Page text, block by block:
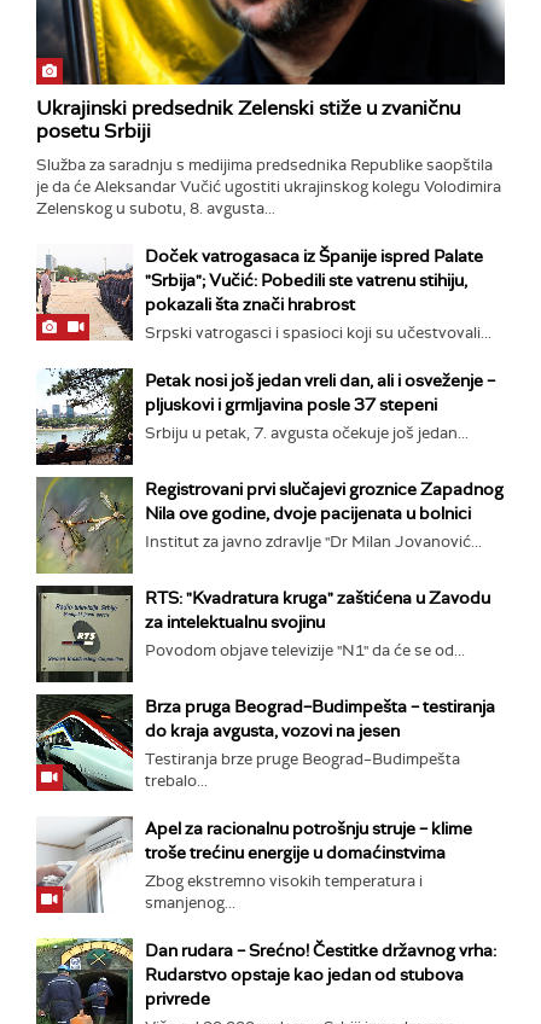
Ukrajinski predsednik Zelenski stiže u zvaničnu
posetu Srbiji
Služba za saradnju s medijima predsednika Republike saopštila
je da će Aleksandar Vučić ugostiti ukrajinskog kolegu Volodimira
Zelenskog u subotu, 8. avgusta...
Doček vatrogasaca iz Španije ispred Palate
"Srbija"; Vučić: Pobedili ste vatrenu stihiju,
pokazali šta znači hrabrost
Srpski vatrogasci i spasioci koji su učestvovali...
Petak nosi još jedan vreli dan, ali i osveženje –
pljuskovi i grmljavina posle 37 stepeni
Srbiju u petak, 7. avgusta očekuje još jedan...
Registrovani prvi slučajevi groznice Zapadnog
Nila ove godine, dvoje pacijenata u bolnici
Institut za javno zdravlje "Dr Milan Jovanović...
RTS: "Kvadratura kruga" zaštićena u Zavodu
za intelektualnu svojinu
Povodom objave televizije "N1" da će se od...
Brza pruga Beograd–Budimpešta – testiranja
do kraja avgusta, vozovi na jesen
Testiranja brze pruge Beograd–Budimpešta
trebalo...
Apel za racionalnu potrošnju struje – klime
troše trećinu energije u domaćinstvima
Zbog ekstremno visokih temperatura i
smanjenog...
Dan rudara – Srećno! Čestitke državnog vrha:
Rudarstvo opstaje kao jedan od stubova
privrede